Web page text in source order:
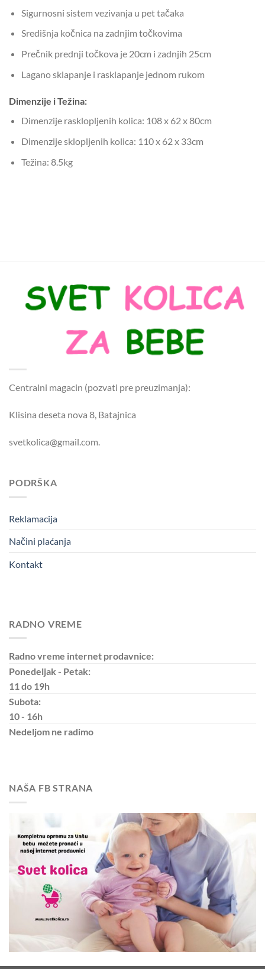
Sigurnosni sistem vezivanja u pet tačaka
Središnja kočnica na zadnjim točkovima
Prečnik prednji točkova je 20cm i zadnjih 25cm
Lagano sklapanje i rasklapanje jednom rukom
Dimenzije i Težina:
Dimenzije rasklopljenih kolica: 108 x 62 x 80cm
Dimenzije sklopljenih kolica: 110 x 62 x 33cm
Težina: 8.5kg
Centralni magacin (pozvati pre preuzimanja):
Klisina deseta nova 8, Batajnica
svetkolica@gmail.com.
PODRŠKA
Reklamacija
Načini plaćanja
Kontakt
RADNO VREME
Radno vreme internet prodavnice:
Ponedeljak - Petak:
11 do 19h
Subota:
10 - 16h
Nedeljom ne radimo
NAŠA FB STRANA